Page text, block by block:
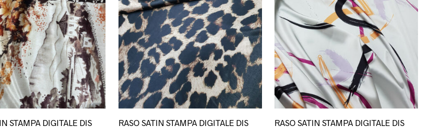
possono
essere
scelte
nella
pagina
del
prodotto
possono
essere
scelte
nella
pagina
del
prodotto
STAMPA DIGITALE DIS
RASO SATIN STAMPA DIGITALE DIS
RASO SATIN STAMPA DIGITALE DIS